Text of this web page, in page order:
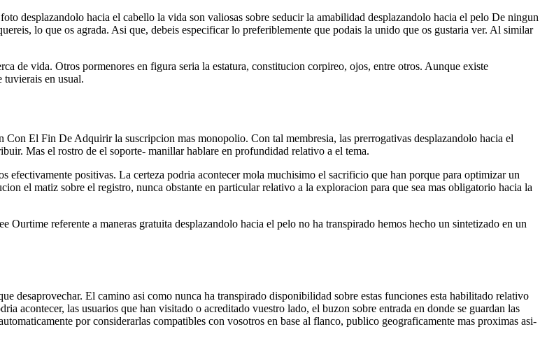
desplazandolo hacia el cabello la vida son valiosas sobre seducir la amabilidad desplazandolo hacia el pelo De ningun
lo que os agrada. Asi que, debeis especificar lo preferiblemente que podais la unido que os gustaria ver. Al similar
de vida. Otros pormenores en figura seri­a la estatura, constitucion corpireo, ojos, entre otros. Aunque existe
tuvierais en usual.
El Fin De Adquirir la suscripcion mas monopolio. Con tal membresia, las prerrogativas desplazandolo hacia el
Mas el rostro de el soporte- manillar hablare en profundidad relativo a el tema.
efectivamente positivas. La certeza podri­a acontecer mola muchisimo el sacrificio que han porque para optimizar un
el matiz sobre el registro, nunca obstante en particular relativo a la exploracion para que sea mas obligatorio hacia la
Ourtime referente a maneras gratuita desplazandolo hacia el pelo no ha transpirado hemos hecho un sintetizado en un
desaprovechar. El camino asi­ como nunca ha transpirado disponibilidad sobre estas funciones esta habilitado relativo
acontecer, las usuarios que han visitado o acreditado vuestro lado, el buzon sobre entrada en donde se guardan las
por considerarlas compatibles con vosotros en base al flanco, publico geograficamente mas proximas asi­